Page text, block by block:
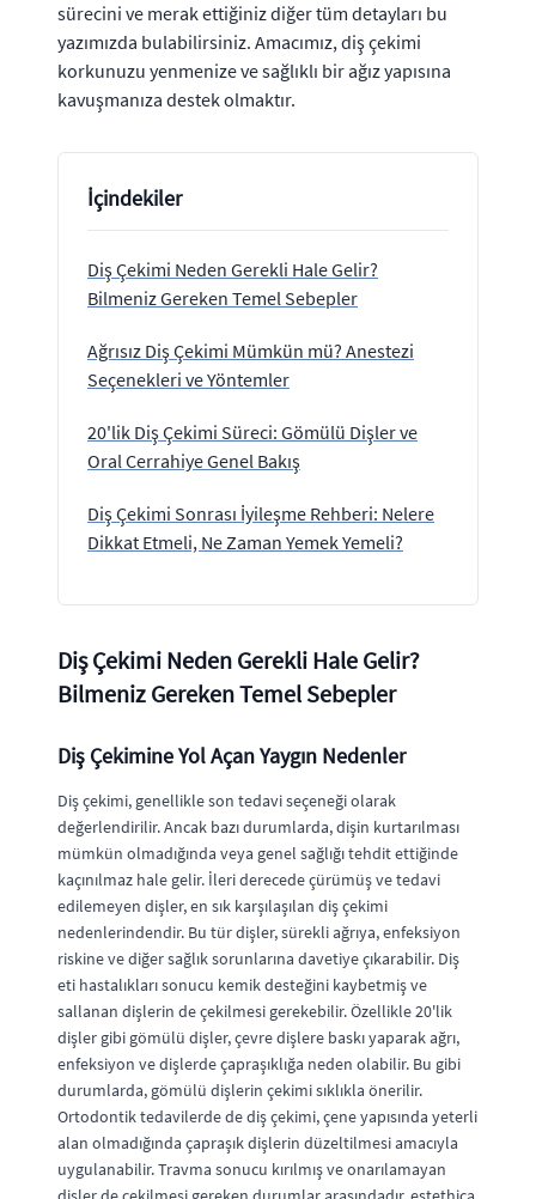
sürecini ve merak ettiğiniz diğer tüm detayları bu
yazımızda bulabilirsiniz. Amacımız, diş çekimi
korkunuzu yenmenize ve sağlıklı bir ağız yapısına
kavuşmanıza destek olmaktır.
İçindekiler
Diş Çekimi Neden Gerekli Hale Gelir?
Bilmeniz Gereken Temel Sebepler
Ağrısız Diş Çekimi Mümkün mü? Anestezi
Seçenekleri ve Yöntemler
20'lik Diş Çekimi Süreci: Gömülü Dişler ve
Oral Cerrahiye Genel Bakış
Diş Çekimi Sonrası İyileşme Rehberi: Nelere
Dikkat Etmeli, Ne Zaman Yemek Yemeli?
Diş Çekimi Neden Gerekli Hale Gelir?
Bilmeniz Gereken Temel Sebepler
Diş Çekimine Yol Açan Yaygın Nedenler
Diş çekimi, genellikle son tedavi seçeneği olarak
değerlendirilir. Ancak bazı durumlarda, dişin kurtarılması
mümkün olmadığında veya genel sağlığı tehdit ettiğinde
kaçınılmaz hale gelir. İleri derecede çürümüş ve tedavi
edilemeyen dişler, en sık karşılaşılan diş çekimi
nedenlerindendir. Bu tür dişler, sürekli ağrıya, enfeksiyon
riskine ve diğer sağlık sorunlarına davetiye çıkarabilir. Diş
eti hastalıkları sonucu kemik desteğini kaybetmiş ve
sallanan dişlerin de çekilmesi gerekebilir. Özellikle 20'lik
dişler gibi gömülü dişler, çevre dişlere baskı yaparak ağrı,
enfeksiyon ve dişlerde çapraşıklığa neden olabilir. Bu gibi
durumlarda, gömülü dişlerin çekimi sıklıkla önerilir.
Ortodontik tedavilerde de diş çekimi, çene yapısında yeterli
alan olmadığında çapraşık dişlerin düzeltilmesi amacıyla
uygulanabilir. Travma sonucu kırılmış ve onarılamayan